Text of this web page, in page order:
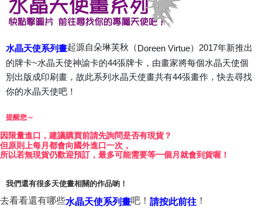
Shipping Method
NT$80/order | Free shipping on orders of NT$3,000 or more
7-11取貨付款
NT$80/order | Free shipping on orders of NT$3,000 or more
賣家宅配幫您送（台灣）
NT$80/order | Free shipping on orders of NT$3,000 or more
郵局幫你送（離島）
付款後門市自取
Free shipping
水晶天使系列畫起源自朵琳芙秋（Doreen Virtue）2017年新推出
的牌卡~水晶天使神諭卡的44張牌卡，由畫家將每個水晶天使個
別出版成印刷畫，故此系列水晶天使畫共有44張畫作，快去尋找
你的水晶天使吧！
提醒您～
因 限量進口，建議購買前請先詢問是否有現貨？
但原則上每月都會向國外進口一次，
所以若無現貨仍歡迎預訂，最多可能需要等一個月就會到貨喔！
我們還有很多天使畫相關的作品喲！
去看看還有哪些水晶天使系列畫吧！ 請按此前往 ！